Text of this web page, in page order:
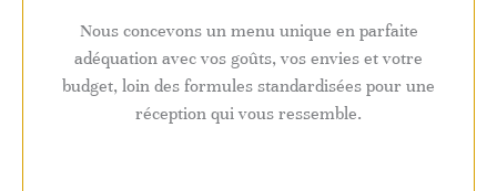
Nous concevons un menu unique en parfaite
adéquation avec vos goûts, vos envies et votre
budget, loin des formules standardisées pour une
réception qui vous ressemble.